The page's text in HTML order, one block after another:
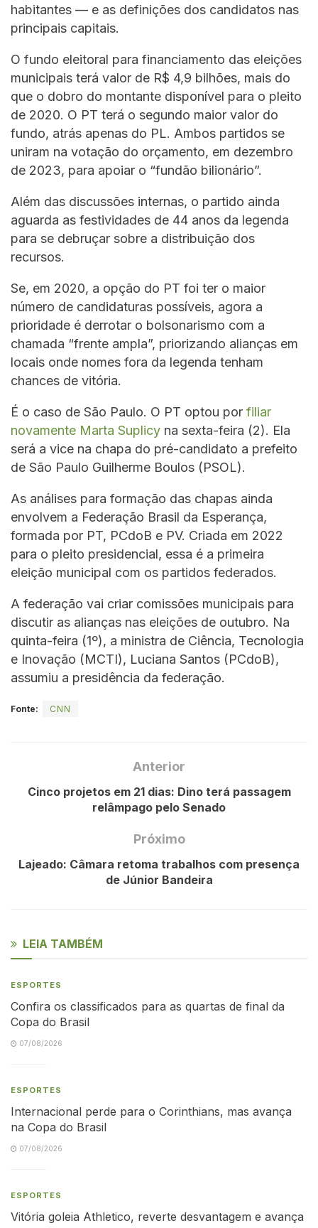
habitantes — e as definições dos candidatos nas
principais capitais.
O fundo eleitoral para financiamento das eleições
municipais terá valor de R$ 4,9 bilhões, mais do
que o dobro do montante disponível para o pleito
de 2020. O PT terá o segundo maior valor do
fundo, atrás apenas do PL. Ambos partidos se
uniram na votação do orçamento, em dezembro
de 2023, para apoiar o “fundão bilionário”.
Além das discussões internas, o partido ainda
aguarda as festividades de 44 anos da legenda
para se debruçar sobre a distribuição dos
recursos.
Se, em 2020, a opção do PT foi ter o maior
número de candidaturas possíveis, agora a
prioridade é derrotar o bolsonarismo com a
chamada “frente ampla”, priorizando alianças em
locais onde nomes fora da legenda tenham
chances de vitória.
É o caso de São Paulo. O PT optou por filiar
novamente Marta Suplicy na sexta-feira (2). Ela
será a vice na chapa do pré-candidato a prefeito
de São Paulo Guilherme Boulos (PSOL).
As análises para formação das chapas ainda
envolvem a Federação Brasil da Esperança,
formada por PT, PCdoB e PV. Criada em 2022
para o pleito presidencial, essa é a primeira
eleição municipal com os partidos federados.
A federação vai criar comissões municipais para
discutir as alianças nas eleições de outubro. Na
quinta-feira (1º), a ministra de Ciência, Tecnologia
e Inovação (MCTI), Luciana Santos (PCdoB),
assumiu a presidência da federação.
Fonte: CNN
Anterior
Cinco projetos em 21 dias: Dino terá passagem
relâmpago pelo Senado
Próximo
Lajeado: Câmara retoma trabalhos com presença
de Júnior Bandeira
LEIA TAMBÉM
ESPORTES
Confira os classificados para as quartas de final da
Copa do Brasil
07/08/2026
ESPORTES
Internacional perde para o Corinthians, mas avança
na Copa do Brasil
07/08/2026
ESPORTES
Vitória goleia Athletico, reverte desvantagem e avança